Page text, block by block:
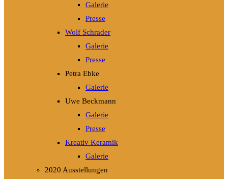
Galerie
Presse
Wolf Schrader
Galerie
Presse
Petra Ebke
Galerie
Uwe Beckmann
Galerie
Presse
Kreativ Keramik
Galerie
2020 Ausstellungen